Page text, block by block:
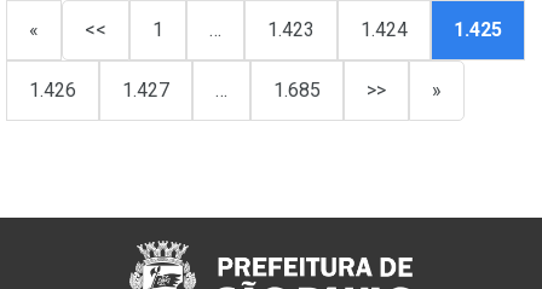
« << 1 … 1.423 1.424 1.425
1.426 1.427 … 1.685 >> »